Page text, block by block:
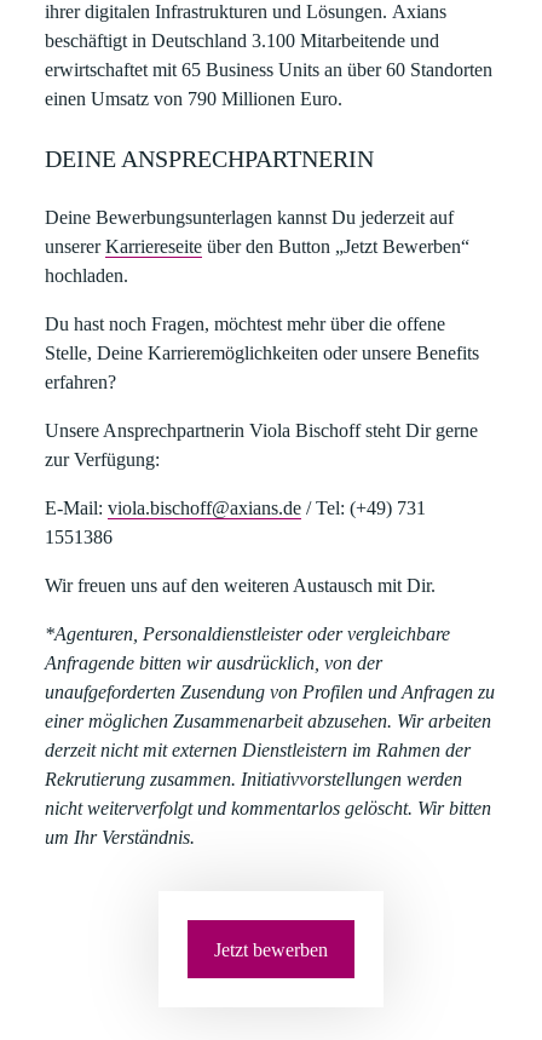
ihrer digitalen Infrastrukturen und Lösungen. Axians
beschäftigt in Deutschland 3.100 Mitarbeitende und
erwirtschaftet mit 65 Business Units an über 60 Standorten
einen Umsatz von 790 Millionen Euro.
DEINE ANSPRECHPARTNERIN
Deine Bewerbungsunterlagen kannst Du jederzeit auf
unsererKarriereseite über den Button „Jetzt Bewerben“
hochladen.​
​Du hast noch Fragen, möchtest mehr über die offene
Stelle, Deine Karrieremöglichkeiten oder unsere Benefits
erfahren?​
Unsere AnsprechpartnerinViola Bischoffsteht Dir gerne
zur Verfügung:​
E-Mail: viola.bischoff@axians.de /Tel: (+49) 731
1551386
Wir freuen uns auf den weiteren Austausch mit Dir.
*Agenturen, Personaldienstleister oder vergleichbare
Anfragende bitten wir ausdrücklich, von der
unaufgeforderten Zusendung von Profilen und Anfragen zu
einer möglichen Zusammenarbeit abzusehen. Wir arbeiten
derzeit nicht mit externen Dienstleistern im Rahmen der
Rekrutierung zusammen. Initiativvorstellungen werden
nicht weiterverfolgt und kommentarlos gelöscht. Wir bitten
um Ihr Verständnis.
Jetzt bewerben